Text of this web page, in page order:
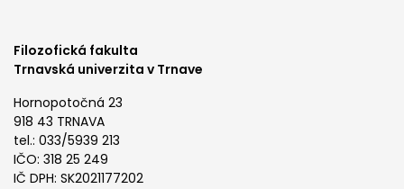
Filozofická fakulta
Trnavská univerzita v Trnave
Hornopotočná 23
918 43 TRNAVA
tel.: 033/5939 213
IČO: 318 25 249
IČ DPH: SK2021177202